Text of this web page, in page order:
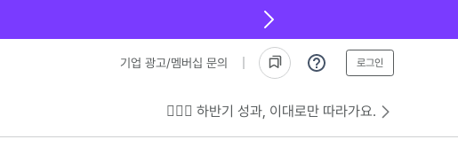
기업 광고/멤버십 문의 로그인
💁🏻‍♂️ 하반기 성과, 이대로만 따라가요.